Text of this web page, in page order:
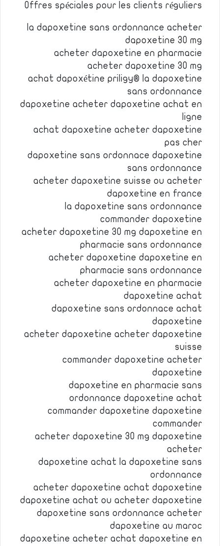
Offres spéciales pour les clients réguliers
la dapoxetine sans ordonnance acheter
dapoxetine 30 mg
acheter dapoxetine en pharmacie
acheter dapoxetine 30 mg
achat dapoxétine priligy® la dapoxetine
sans ordonnance
dapoxetine acheter dapoxetine achat en
ligne
achat dapoxetine acheter dapoxetine
pas cher
dapoxetine sans ordonnace dapoxetine
sans ordonnance
acheter dapoxetine suisse ou acheter
dapoxetine en france
la dapoxetine sans ordonnance
commander dapoxetine
acheter dapoxetine 30 mg dapoxetine en
pharmacie sans ordonnance
acheter dapoxetine dapoxetine en
pharmacie sans ordonnance
acheter dapoxetine en pharmacie
dapoxetine achat
dapoxetine sans ordonnace achat
dapoxetine
acheter dapoxetine acheter dapoxetine
suisse
commander dapoxetine acheter
dapoxetine
dapoxetine en pharmacie sans
ordonnance dapoxetine achat
commander dapoxetine dapoxetine
commander
acheter dapoxetine 30 mg dapoxetine
acheter
dapoxetine achat la dapoxetine sans
ordonnance
acheter dapoxetine achat dapoxetine
dapoxetine achat ou acheter dapoxetine
dapoxetine sans ordonnance acheter
dapoxetine au maroc
dapoxetine acheter achat dapoxetine en